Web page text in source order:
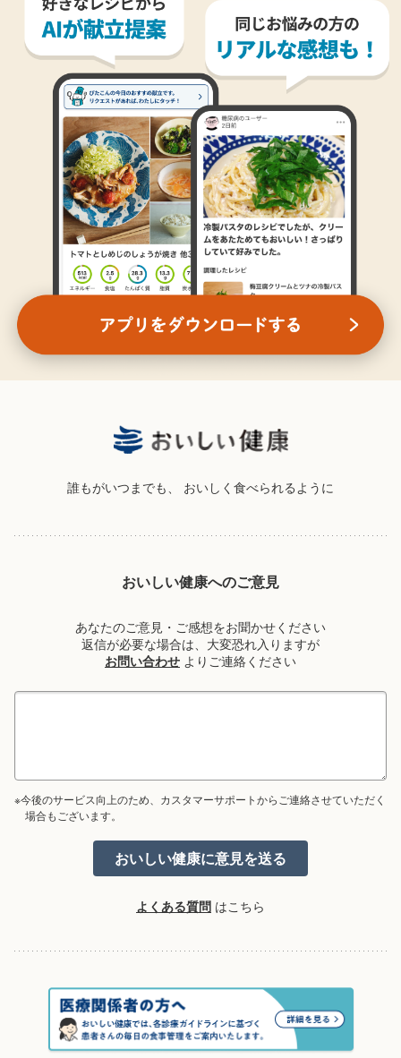
誰もがいつまでも、 おいしく食べられるように
おいしい健康へのご意見
あなたのご意見・ご感想をお聞かせください
返信が必要な場合は、大変恐れ入りますが
お問い合わせ よりご連絡ください
※今後のサービス向上のため、カスタマーサポートからご連絡させていただく
場合もございます。
よくある質問 はこちら